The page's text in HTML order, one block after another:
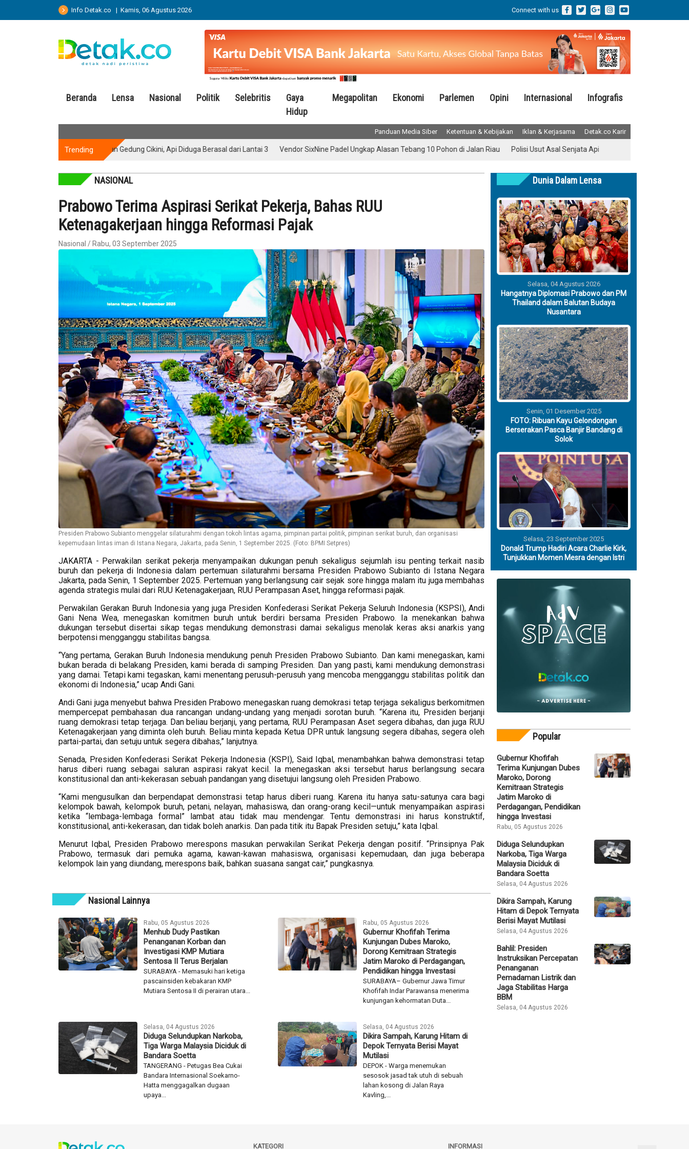
Info Detak.co | Kamis, 06 Agustus 2026 Connect with us
Beranda Lensa Nasional Politik Selebritis
Gaya
Hidup
Megapolitan Ekonomi Parlemen Opini Internasional Infografis
Panduan Media Siber Ketentuan & Kebijakan Iklan & Kerjasama Detak.co Karir
Trending
Kebakaran Gedung Cikini, Api Diduga Berasal dari Lantai 3 Vendor SixNine Padel Ungkap Alasan Tebang 10 Pohon di Jalan Riau Polisi Usut Asal Senjata Api dan Air Gun yang Ditemukan di
NASIONAL
Prabowo Terima Aspirasi Serikat Pekerja, Bahas RUU
Ketenagakerjaan hingga Reformasi Pajak
Nasional / Rabu, 03 September 2025
Presiden Prabowo Subianto menggelar silaturahmi dengan tokoh lintas agama, pimpinan partai politik, pimpinan serikat buruh, dan organisasi
kepemudaan lintas iman di Istana Negara, Jakarta, pada Senin, 1 September 2025. (Foto: BPMI Setpres)
JAKARTA - Perwakilan serikat pekerja menyampaikan dukungan penuh sekaligus sejumlah isu penting terkait nasib
buruh dan pekerja di Indonesia dalam pertemuan silaturahmi bersama Presiden Prabowo Subianto di Istana Negara
Jakarta, pada Senin, 1 September 2025. Pertemuan yang berlangsung cair sejak sore hingga malam itu juga membahas
agenda strategis mulai dari RUU Ketenagakerjaan, RUU Perampasan Aset, hingga reformasi pajak.
Perwakilan Gerakan Buruh Indonesia yang juga Presiden Konfederasi Serikat Pekerja Seluruh Indonesia (KSPSI), Andi
Gani Nena Wea, menegaskan komitmen buruh untuk berdiri bersama Presiden Prabowo. Ia menekankan bahwa
dukungan tersebut disertai sikap tegas mendukung demonstrasi damai sekaligus menolak keras aksi anarkis yang
berpotensi mengganggu stabilitas bangsa.
“Yang pertama, Gerakan Buruh Indonesia mendukung penuh Presiden Prabowo Subianto. Dan kami menegaskan, kami
bukan berada di belakang Presiden, kami berada di samping Presiden. Dan yang pasti, kami mendukung demonstrasi
yang damai. Tetapi kami tegaskan, kami menentang perusuh-perusuh yang mencoba mengganggu stabilitas politik dan
ekonomi di Indonesia,” ucap Andi Gani.
Andi Gani juga menyebut bahwa Presiden Prabowo menegaskan ruang demokrasi tetap terjaga sekaligus berkomitmen
mempercepat pembahasan dua rancangan undang-undang yang menjadi sorotan buruh. “Karena itu, Presiden berjanji
ruang demokrasi tetap terjaga. Dan beliau berjanji, yang pertama, RUU Perampasan Aset segera dibahas, dan juga RUU
Ketenagakerjaan yang diminta oleh buruh. Beliau minta kepada Ketua DPR untuk langsung segera dibahas, segera oleh
partai-partai, dan setuju untuk segera dibahas,” lanjutnya.
Senada, Presiden Konfederasi Serikat Pekerja Indonesia (KSPI), Said Iqbal, menambahkan bahwa demonstrasi tetap
harus diberi ruang sebagai saluran aspirasi rakyat kecil. Ia menegaskan aksi tersebut harus berlangsung secara
konstitusional dan anti-kekerasan sebuah pandangan yang disetujui langsung oleh Presiden Prabowo.
“Kami mengusulkan dan berpendapat demonstrasi tetap harus diberi ruang. Karena itu hanya satu-satunya cara bagi
kelompok bawah, kelompok buruh, petani, nelayan, mahasiswa, dan orang-orang kecil—untuk menyampaikan aspirasi
ketika “lembaga-lembaga formal” lambat atau tidak mau mendengar. Tentu demonstrasi ini harus konstruktif,
konstitusional, anti-kekerasan, dan tidak boleh anarkis. Dan pada titik itu Bapak Presiden setuju,” kata Iqbal.
Menurut Iqbal, Presiden Prabowo merespons masukan perwakilan Serikat Pekerja dengan positif. “Prinsipnya Pak
Prabowo, termasuk dari pemuka agama, kawan-kawan mahasiswa, organisasi kepemudaan, dan juga beberapa
kelompok lain yang diundang, merespons baik, bahkan suasana sangat cair,” pungkasnya.
Nasional Lainnya
Rabu, 05 Agustus 2026
Menhub Dudy Pastikan
Penanganan Korban dan
Investigasi KMP Mutiara
Sentosa II Terus Berjalan
SURABAYA - Memasuki hari ketiga
pascainsiden kebakaran KMP
Mutiara Sentosa II di perairan utara...
Rabu, 05 Agustus 2026
Gubernur Khofifah Terima
Kunjungan Dubes Maroko,
Dorong Kemitraan Strategis
Jatim Maroko di Perdagangan,
Pendidikan hingga Investasi
SURABAYA– Gubernur Jawa Timur
Khofifah Indar Parawansa menerima
kunjungan kehormatan Duta...
Selasa, 04 Agustus 2026
Diduga Selundupkan Narkoba,
Tiga Warga Malaysia Diciduk di
Bandara Soetta
TANGERANG - Petugas Bea Cukai
Bandara Internasional Soekarno-
Hatta menggagalkan dugaan
upaya...
Selasa, 04 Agustus 2026
Dikira Sampah, Karung Hitam di
Depok Ternyata Berisi Mayat
Mutilasi
DEPOK - Warga menemukan
sesosok jasad tak utuh di sebuah
lahan kosong di Jalan Raya
Kavling,...
Dunia Dalam Lensa
Selasa, 04 Agustus 2026
Hangatnya Diplomasi Prabowo dan PM
Thailand dalam Balutan Budaya
Nusantara
Senin, 01 Desember 2025
FOTO: Ribuan Kayu Gelondongan
Berserakan Pasca Banjir Bandang di
Solok
Selasa, 23 September 2025
Donald Trump Hadiri Acara Charlie Kirk,
Tunjukkan Momen Mesra dengan Istri
Popular
Gubernur Khofifah
Terima Kunjungan Dubes
Maroko, Dorong
Kemitraan Strategis
Jatim Maroko di
Perdagangan, Pendidikan
hingga Investasi
Rabu, 05 Agustus 2026
Diduga Selundupkan
Narkoba, Tiga Warga
Malaysia Diciduk di
Bandara Soetta
Selasa, 04 Agustus 2026
Dikira Sampah, Karung
Hitam di Depok Ternyata
Berisi Mayat Mutilasi
Selasa, 04 Agustus 2026
Bahlil: Presiden
Instruksikan Percepatan
Penanganan
Pemadaman Listrik dan
Jaga Stabilitas Harga
BBM
Selasa, 04 Agustus 2026
KATEGORI INFORMASI